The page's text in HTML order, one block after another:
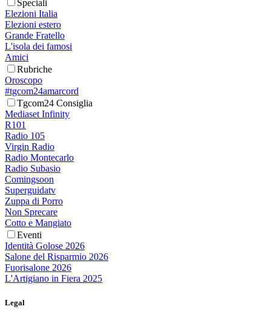
Speciali
Elezioni Italia
Elezioni estero
Grande Fratello
L'isola dei famosi
Amici
Rubriche
Oroscopo
#tgcom24amarcord
Tgcom24 Consiglia
Mediaset Infinity
R101
Radio 105
Virgin Radio
Radio Montecarlo
Radio Subasio
Comingsoon
Superguidatv
Zuppa di Porro
Non Sprecare
Cotto e Mangiato
Eventi
Identità Golose 2026
Salone del Risparmio 2026
Fuorisalone 2026
L'Artigiano in Fiera 2025
Legal